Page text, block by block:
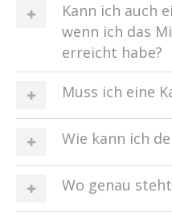
Kann ich auch
wenn ich das
erreicht habe?
Muss ich eine
Wie kann ich
Wo genau